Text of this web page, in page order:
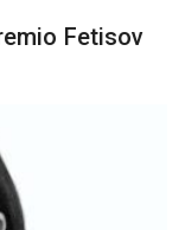
Fetisov